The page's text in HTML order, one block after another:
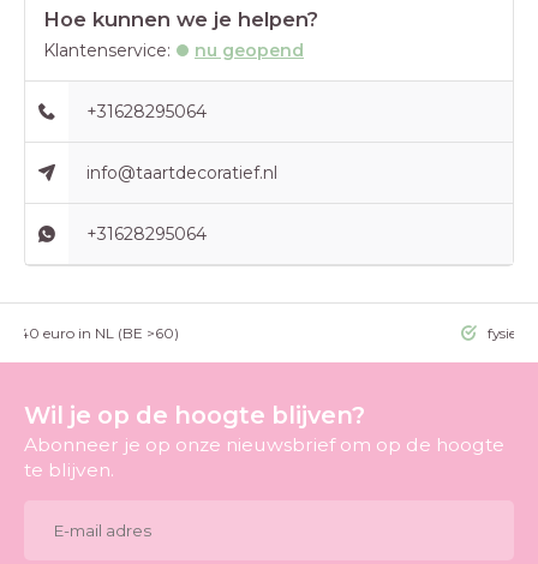
Hoe kunnen we je helpen?
Klantenservice: nu geopend
+31628295064
info@taartdecoratief.nl
+31628295064
>40 euro in NL (BE >60) fysieke
Wil je op de hoogte blijven?
Abonneer je op onze nieuwsbrief om op de hoogte
te blijven.